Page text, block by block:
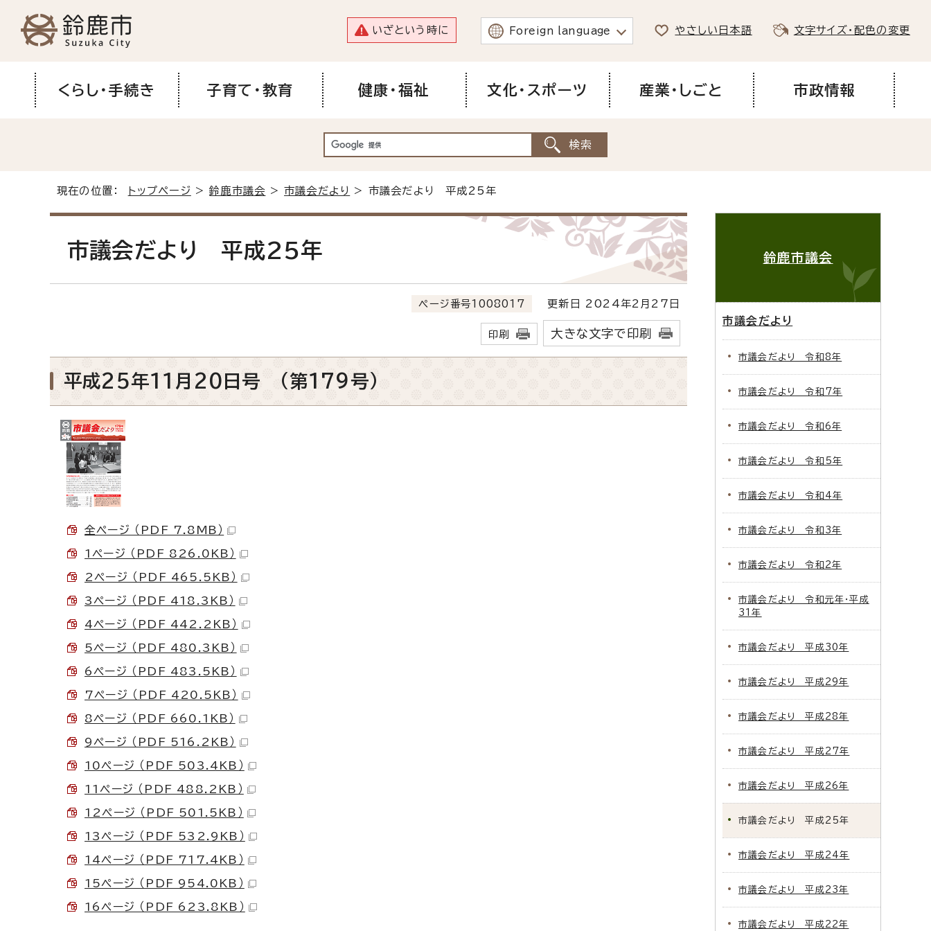
いざという時に Foreign language やさしい日本語 文字サイズ・配色の変更
くらし・手続き 子育て・教育 健康・福祉 文化・スポーツ 産業・しごと 市政情報
現在の位置： トップページ >鈴鹿市議会 >市議会だより > 市議会だより 平成25年
市議会だより 平成25年
ページ番号1008017 更新日 2024年2月27日
印刷 大きな文字で印刷
平成25年11月20日号 （第179号）
全ページ （PDF 7.8MB）
1ページ （PDF 826.0KB）
2ページ （PDF 465.5KB）
3ページ （PDF 418.3KB）
4ページ （PDF 442.2KB）
5ページ （PDF 480.3KB）
6ページ （PDF 483.5KB）
7ページ （PDF 420.5KB）
8ページ （PDF 660.1KB）
9ページ （PDF 516.2KB）
10ページ （PDF 503.4KB）
11ページ （PDF 488.2KB）
12ページ （PDF 501.5KB）
13ページ （PDF 532.9KB）
14ページ （PDF 717.4KB）
15ページ （PDF 954.0KB）
16ページ （PDF 623.8KB）
鈴鹿市議会
市議会だより
市議会だより 令和8年
市議会だより 令和7年
市議会だより 令和6年
市議会だより 令和5年
市議会だより 令和4年
市議会だより 令和3年
市議会だより 令和2年
市議会だより 令和元年・平成
31年
市議会だより 平成30年
市議会だより 平成29年
市議会だより 平成28年
市議会だより 平成27年
市議会だより 平成26年
市議会だより 平成25年
市議会だより 平成24年
市議会だより 平成23年
市議会だより 平成22年